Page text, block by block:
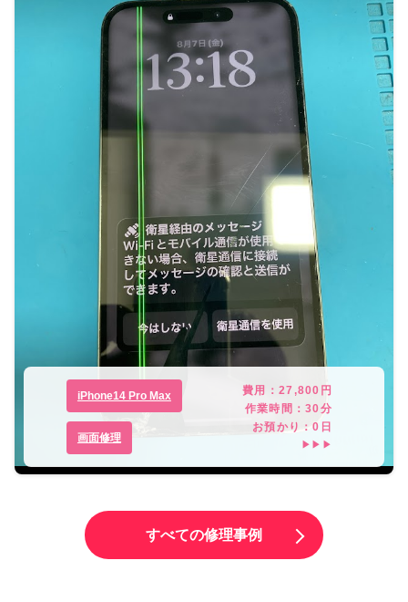
iPhone14 Pro Max
画面修理
費用： 27,800 円
作業時間：30分
お預かり：0 日
▶▶▶
すべての修理事例